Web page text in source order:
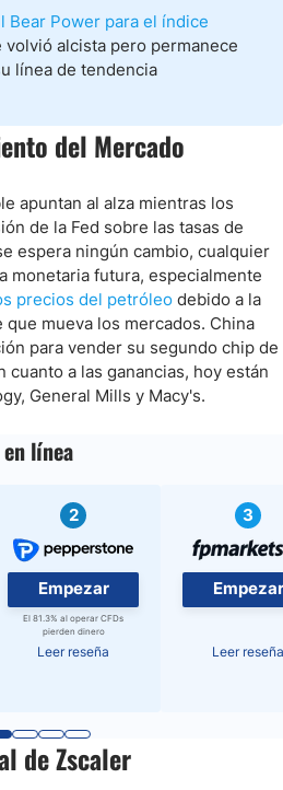
Bear Power para el índice
volvió alcista pero permanece
línea de tendencia
del Mercado
apuntan al alza mientras los
de la Fed sobre las tasas de
espera ningún cambio, cualquier
monetaria futura, especialmente
precios del petróleo debido a la
mueva los mercados. China
para vender su segundo chip de
cuanto a las ganancias, hoy están
General Mills y Macy's.
línea
2
Empezar
El 81.3% al operar CFDs
pierden dinero
Leer reseña
3
Empezar
Leer reseña
de Zscaler